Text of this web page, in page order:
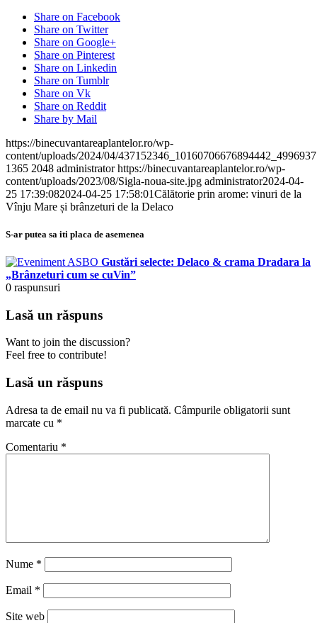
Share on Facebook
Share on Twitter
Share on Google+
Share on Pinterest
Share on Linkedin
Share on Tumblr
Share on Vk
Share on Reddit
Share by Mail
https://binecuvantareaplantelor.ro/wp-
content/uploads/2024/04/
1365 2048 administrator https://binecuvantareaplantelor.ro/wp-
content/uploads/2023/08/Sigla-noua-site.jpg administrator2024-04-
25 17:39:082024-04-25 17:58:01Călătorie prin arome: vinuri de la
Vînju Mare și brânzeturi de la Delaco
S-ar putea sa iti placa de asemenea
Gustări selecte: Delaco & crama Dradara la
„Brânzeturi cum se cuVin”
0 raspunsuri
Lasă un răspuns
Want to join the discussion?
Feel free to contribute!
Lasă un răspuns
Adresa ta de email nu va fi publicată. Câmpurile obligatorii sunt
marcate cu *
Comentariu *
Nume *
Email *
Site web